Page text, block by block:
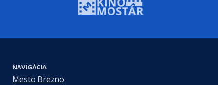
NAVIGÁCIA
Mesto Brezno